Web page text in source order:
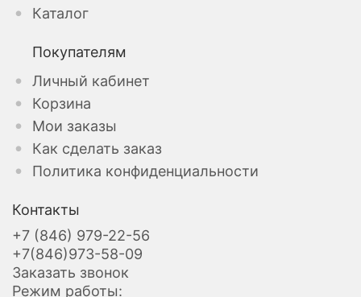
Каталог
Покупателям
Личный кабинет
Корзина
Мои заказы
Как сделать заказ
Политика конфиденциальности
Контакты
+7 (846) 979-22-56
+7(846)973-58-09
Заказать звонок
Режим работы: